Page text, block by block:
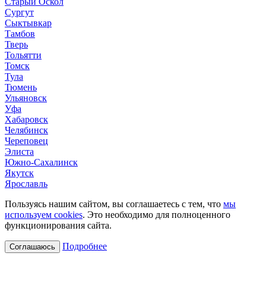
Сургут
Сыктывкар
Тамбов
Тверь
Тольятти
Томск
Тула
Тюмень
Ульяновск
Уфа
Хабаровск
Челябинск
Череповец
Элиста
Южно-Сахалинск
Якутск
Ярославль
Пользуясь нашим сайтом, вы соглашаетесь с тем, что мы
используем cookies. Это необходимо для полноценного
функционирования сайта.
Соглашаюсь Подробнее